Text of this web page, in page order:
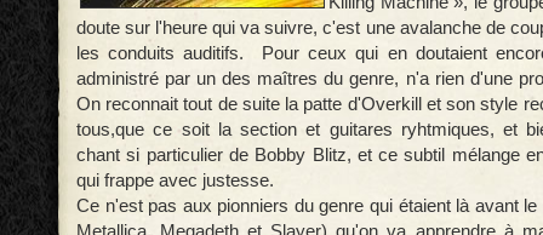
doute sur l'heure qui va suivre, c'est une avalanche de
les conduits auditifs. Pour ceux qui en doutaient
administré par un des maîtres du genre, n'a rien d'une
On reconnait tout de suite la patte d'Overkill et son style
tous,que ce soit la section et guitares ryhtmiques, et
chant si particulier de Bobby Blitz, et ce subtil mélange
qui frappe avec justesse.
Ce n'est pas aux pionniers du genre qui étaient là avant
Metallica, Megadeth et Slayer) qu'on va apprendre à